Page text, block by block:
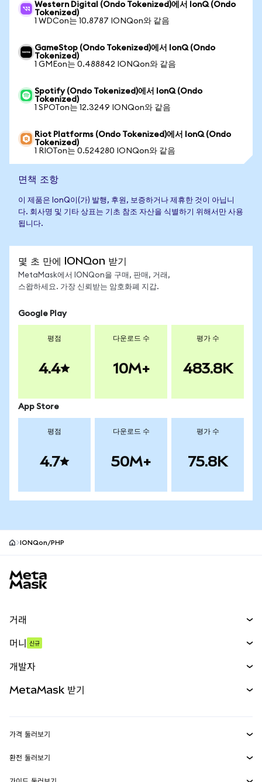
Western Digital (Ondo Tokenized)에서 IonQ (Ondo
Tokenized)
1 WDCon는 10.8787 IONQon와 같음
GameStop (Ondo Tokenized)에서 IonQ (Ondo
Tokenized)
1 GMEon는 0.488842 IONQon와 같음
Spotify (Ondo Tokenized)에서 IonQ (Ondo
Tokenized)
1 SPOTon는 12.3249 IONQon와 같음
Riot Platforms (Ondo Tokenized)에서 IonQ (Ondo
Tokenized)
1 RIOTon는 0.524280 IONQon와 같음
면책 조항
이 제품은 IonQ이(가) 발행, 후원, 보증하거나 제휴한 것이 아닙니
다. 회사명 및 기타 상표는 기초 참조 자산을 식별하기 위해서만 사용
됩니다.
몇 초 만에 IONQon 받기
MetaMask에서 IONQon을 구매, 판매, 거래,
스왑하세요. 가장 신뢰받는 암호화폐 지갑.
Google Play
평점
4.4
다운로드 수
10M+
평가 수
483.8K
App Store
평점
4.7
다운로드 수
50M+
평가 수
75.8K
IONQon/PHP
거래
무기한 선물
실물자산
머니 신규
개발자
MetaMask Connect
MetaMask 받기
가격 둘러보기
이더리움 가격
솔라나 가격
환전 둘러보기